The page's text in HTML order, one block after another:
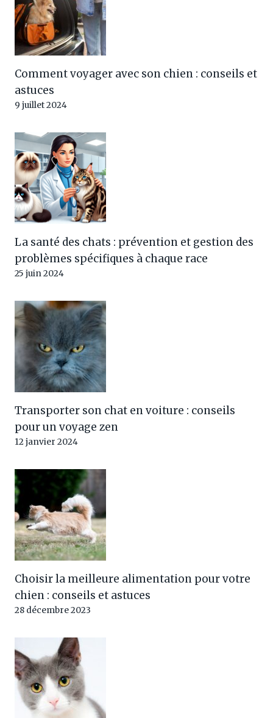
Comment voyager avec son chien : conseils et
astuces
9 juillet 2024
La santé des chats : prévention et gestion des
problèmes spécifiques à chaque race
25 juin 2024
Transporter son chat en voiture : conseils
pour un voyage zen
12 janvier 2024
Choisir la meilleure alimentation pour votre
chien : conseils et astuces
28 décembre 2023